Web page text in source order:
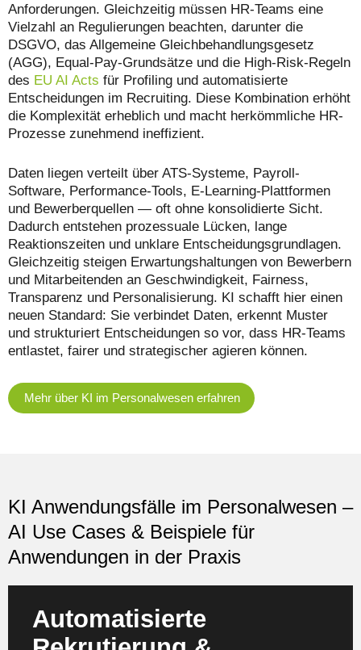
Anforderungen. Gleichzeitig müssen HR-Teams eine
Vielzahl an Regulierungen beachten, darunter die
DSGVO, das Allgemeine Gleichbehandlungsgesetz
(AGG), Equal-Pay-Grundsätze und die High-Risk-Regeln
des EU AI Acts für Profiling und automatisierte
Entscheidungen im Recruiting. Diese Kombination erhöht
die Komplexität erheblich und macht herkömmliche HR-
Prozesse zunehmend ineffizient.
Daten liegen verteilt über ATS-Systeme, Payroll-
Software, Performance-Tools, E-Learning-Plattformen
und Bewerberquellen — oft ohne konsolidierte Sicht.
Dadurch entstehen prozessuale Lücken, lange
Reaktionszeiten und unklare Entscheidungsgrundlagen.
Gleichzeitig steigen Erwartungshaltungen von Bewerbern
und Mitarbeitenden an Geschwindigkeit, Fairness,
Transparenz und Personalisierung. KI schafft hier einen
neuen Standard: Sie verbindet Daten, erkennt Muster
und strukturiert Entscheidungen so vor, dass HR-Teams
entlastet, fairer und strategischer agieren können.
Mehr über KI im Personalwesen erfahren
KI Anwendungsfälle im Personalwesen –
AI Use Cases & Beispiele für
Anwendungen in der Praxis
Automatisierte
KI analysiert Lebensläufe, Profile, Skills,